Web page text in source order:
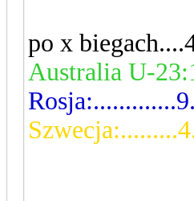
po x
Australia U-